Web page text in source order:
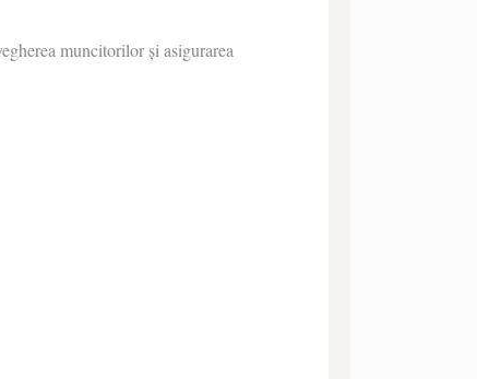
muncitorilor și asigurarea